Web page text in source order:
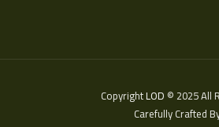
CopyrightLOD © 2025 All
Carefully Crafted